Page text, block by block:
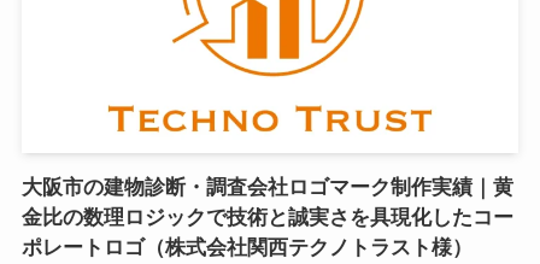
大阪市の建物診断・調査会社ロゴマーク制作実績｜黄
金比の数理ロジックで技術と誠実さを具現化したコー
ポレートロゴ（株式会社関西テクノトラスト様）